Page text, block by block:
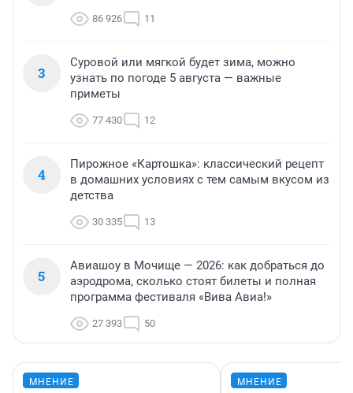
86 926 11
3
Суровой или мягкой будет зима, можно
узнать по погоде 5 августа — важные
приметы
77 430 12
4
Пирожное «Картошка»: классический рецепт
в домашних условиях с тем самым вкусом из
детства
30 335 13
5
Авиашоу в Мочище — 2026: как добраться до
аэродрома, сколько стоят билеты и полная
программа фестиваля «Вива Авиа!»
27 393 50
МНЕНИЕ МНЕНИЕ